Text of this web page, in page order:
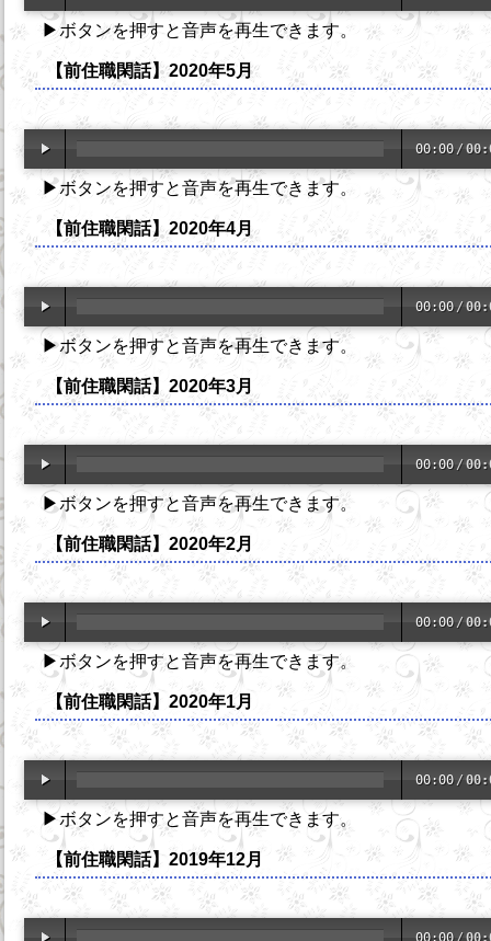
▶ボタンを押すと音声を再生できます。
【前住職閑話】2020年5月
00:00 /
▶ボタンを押すと音声を再生できます。
【前住職閑話】2020年4月
00:00 /
▶ボタンを押すと音声を再生できます。
【前住職閑話】2020年3月
00:00 /
▶ボタンを押すと音声を再生できます。
【前住職閑話】2020年2月
00:00 /
▶ボタンを押すと音声を再生できます。
【前住職閑話】2020年1月
00:00 /
▶ボタンを押すと音声を再生できます。
【前住職閑話】2019年12月
00:00 /